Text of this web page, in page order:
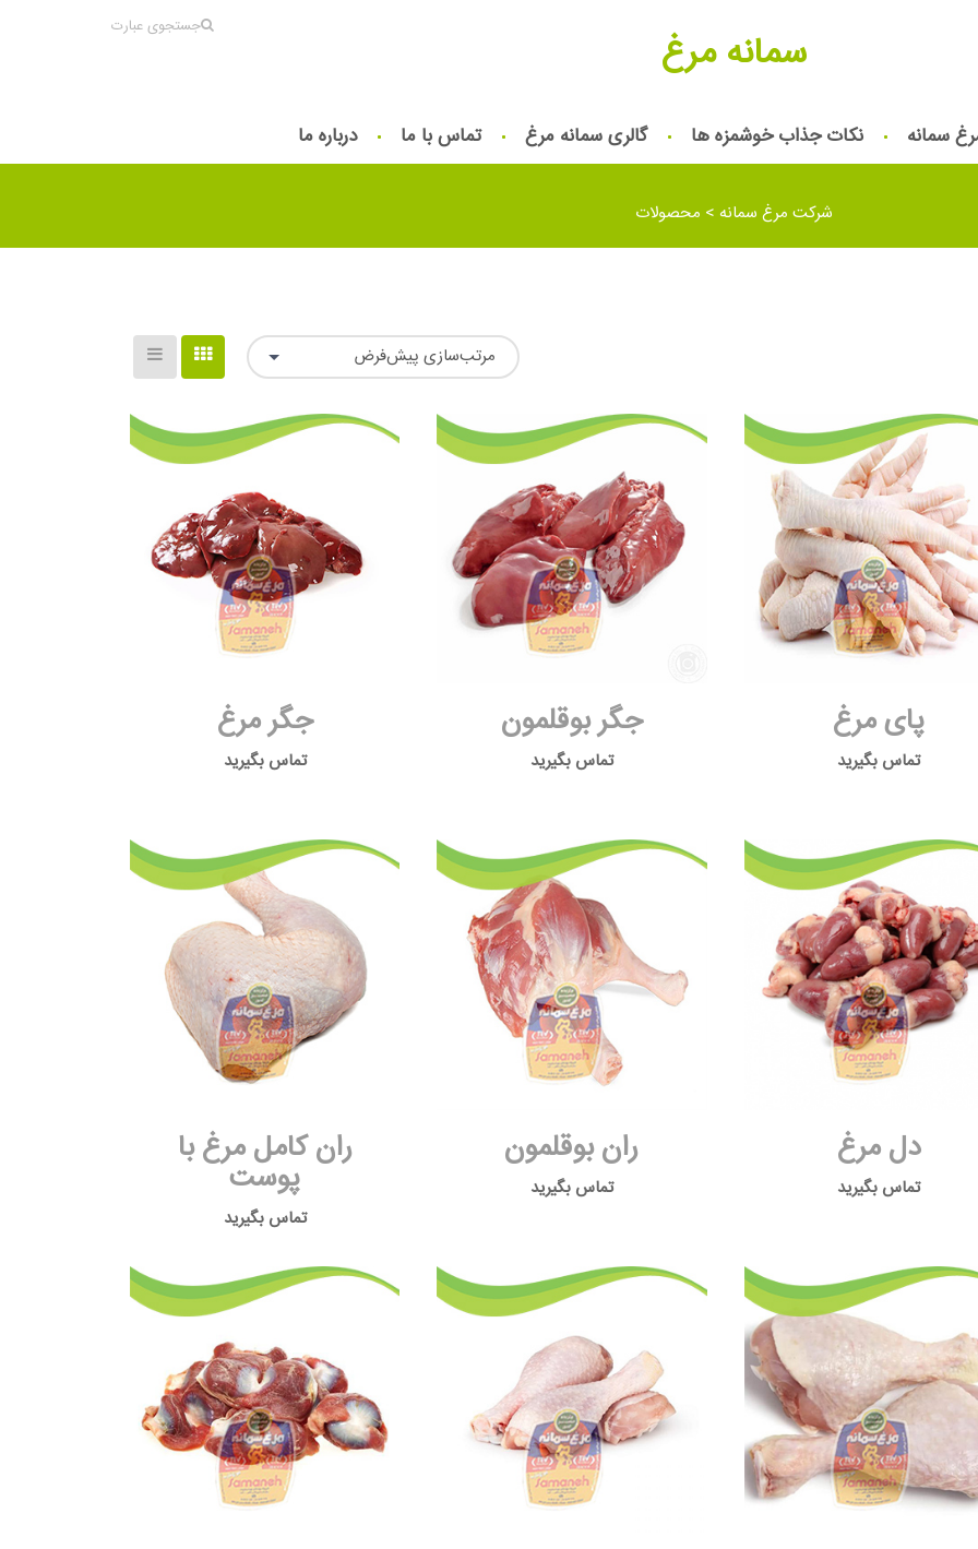
جستجوی عبارت سمانه مرغ
سمانه نکات جذاب خوشمزه ها گالری سمانه مرغ تماس با ما درباره ما
شرکت مرغ سمانه > محصولات
مرتب‌سازی پیش‌فرض
پای مرغ
تماس بگیرید
جگر بوقلمون
تماس بگیرید
جگر مرغ
تماس بگیرید
دل مرغ
تماس بگیرید
ران بوقلمون
تماس بگیرید
ران کامل مرغ با
پوست
تماس بگیرید